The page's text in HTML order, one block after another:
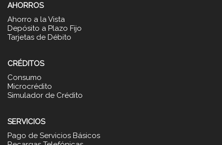
AHORROS
Ahorro a la Vista
Depósito a Plazo Fijo
Tarjetas de Débito
CRÉDITOS
Consumo
Microcrédito
Simulador de Crédito
SERVICIOS
Pago de Servicios Básicos